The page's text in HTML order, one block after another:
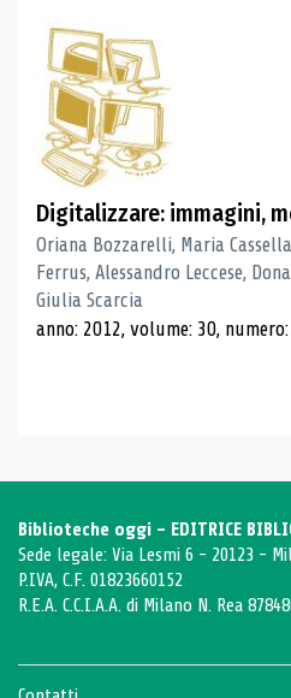
Digitalizzare: immagini,
Oriana Bozzarelli, Maria
Ferrus, Alessandro Leccese,
Giulia Scarcia
anno: 2012, volume: 30,
Biblioteche oggi - EDITRICE
Sede legale: Via Lesmi 6 - 20123 -
P.IVA, C.F. 01823660152
R.E.A. C.C.I.A.A. di Milano N. Rea